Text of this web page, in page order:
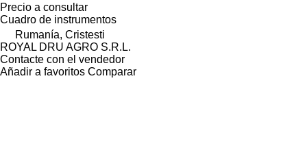
Precio a consultar
Cuadro de instrumentos
Rumanía, Cristesti
ROYAL DRU AGRO S.R.L.
Contacte con el vendedor
Añadir a favoritos Comparar